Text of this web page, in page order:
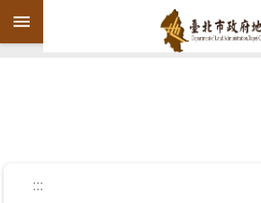
跳到主要內容區塊
:::